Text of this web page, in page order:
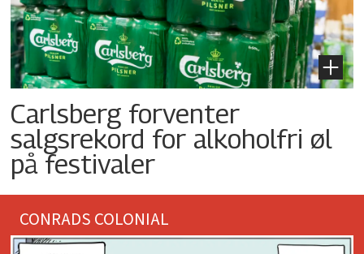
Carlsberg forventer
salgsrekord for alkoholfri øl
på festivaler
CONRADS COLONIAL